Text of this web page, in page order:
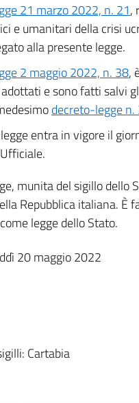
21 marzo 2022, n. 21,
e umanitari della crisi
alla presente legge.
2 maggio 2022, n. 38,
e sono fatti salvi
decreto-legge
entra in vigore il
munita del sigillo dello
Repubblica italiana. È
legge dello Stato.
20 maggio 2022
Cartabia